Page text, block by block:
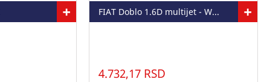
+ FIAT Doblo 1.6D multijet - WIXSET 15A +
4.732,17 RSD